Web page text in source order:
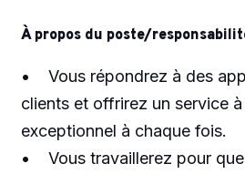
À propos du poste/
• Vous répondrez à des
clients et offrirez un service
exceptionnel à chaque fois.
• Vous travaillerez pour